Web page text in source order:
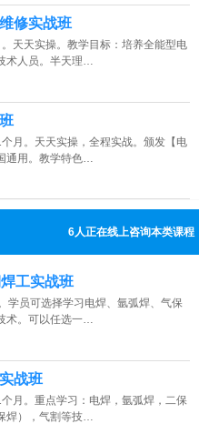
修实战班
天天实操。教学目标：培养全能型电
术人员。半天理…
月。天天实操，全程实战。颁发【电
通用。教学特色…
12人正在线上咨询本类课程
工实战班
学员可选择学习电焊、氩弧焊、气保
术。可以任选一…
战班
月。重点学习：电焊，氩弧焊，二保
焊），气割等技…